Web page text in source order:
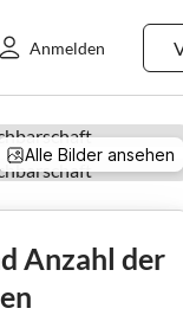
Anmelden
Alle Bilder ansehen
Anzahl der